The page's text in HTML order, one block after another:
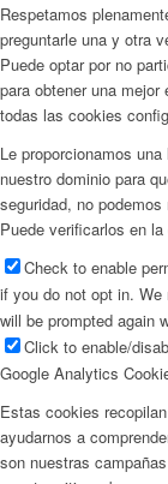
Respetamos
preguntarle una y otra
Puede optar por no
para obtener una
todas las cookies
Le proporcionamos
nuestro dominio para
seguridad, no
Puede verificarlos en
Check to enable
if you do not opt in.
will be prompted again
Click to enable/
Google Analytics
Estas cookies
ayudarnos a
son nuestras